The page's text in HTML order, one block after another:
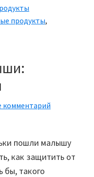
продукты,
комментарий
пошли малышу
как защитить от
бы, такого